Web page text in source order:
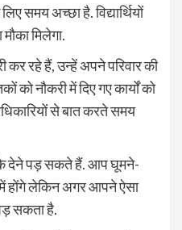
समय अच्छा है. विद्यार्थियों
मिलेगा.
रहे हैं, उन्हें अपने परिवार की
को नौकरी में दिए गए कार्यों को
से बात करते समय
देने पड़ सकते हैं. आप घूमने-
होंगे लेकिन अगर आपने ऐसा
सकता है.